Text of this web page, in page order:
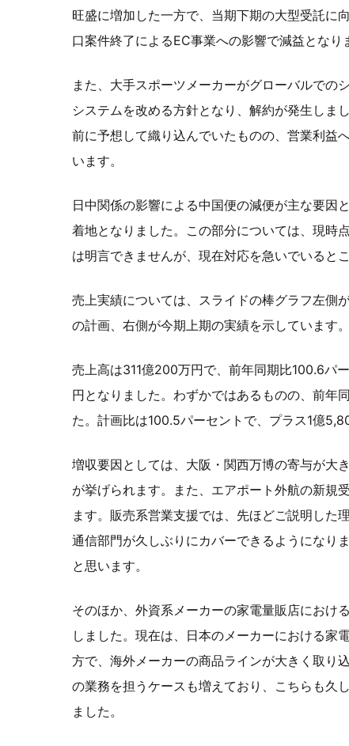
旺盛に増加した一方で、当期下期の大型受託に
口案件終了によるEC事業への影響で減益となり
また、大手スポーツメーカーがグローバルでの
システムを改める方針となり、解約が発生しま
前に予想して織り込んでいたものの、営業利益
います。
日中関係の影響による中国便の減便が主な要因
着地となりました。この部分については、現時
は明言できませんが、現在対応を急いでいるとこ
売上実績については、スライドの棒グラフ左側
の計画、右側が今期上期の実績を示しています。
売上高は311億200万円で、前年同期比100.6パ
円となりました。わずかではあるものの、前年
た。計画比は100.5パーセントで、プラス1億
増収要因としては、大阪・関西万博の寄与が大
が挙げられます。また、エアポート外航の新規
ます。販売系営業支援では、先ほどご説明した
通信部門が久しぶりにカバーできるようになり
と思います。
そのほか、外資系メーカーの家電量販店におけ
しました。現在は、日本のメーカーにおける家
方で、海外メーカーの商品ラインが大きく取り
の業務を担うケースも増えており、こちらも久
ました。